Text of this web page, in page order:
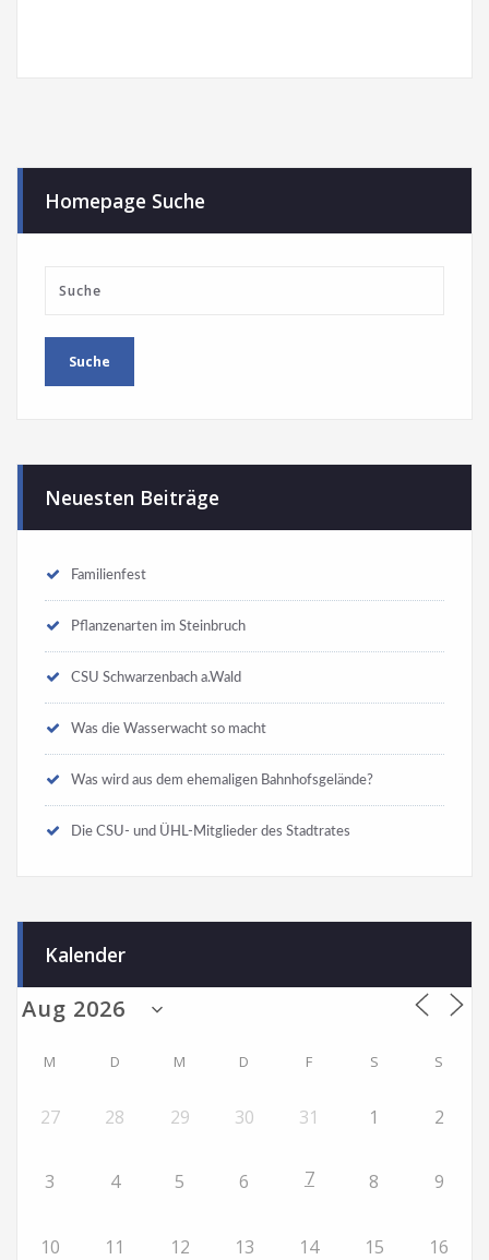
Homepage Suche
Neuesten Beiträge
Familienfest
Pflanzenarten im Steinbruch
CSU Schwarzenbach a.Wald
Was die Wasserwacht so macht
Was wird aus dem ehemaligen Bahnhofsgelände?
Die CSU- und ÜHL-Mitglieder des Stadtrates
Kalender
M D M D F S S
27 28 29 30 31 1 2
3 4 5 6 7 8 9
10 11 12 13 14 15 16